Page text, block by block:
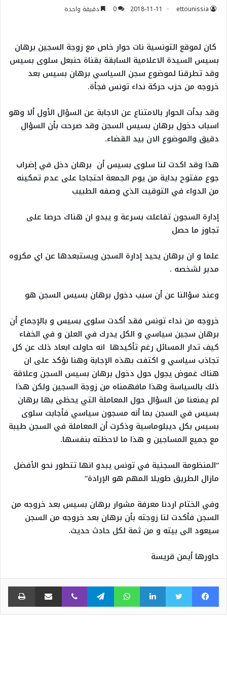
ettounissia
2018-11-11
0 دقيقة واحدة
كان لموقع التونسية نات حوار خاص مع زوجة السجين برهان
بسيس السيدة الاعلامية السابقة بقناة حنبعل سلوى بسيس
وقد تطرقنا لموضوع سجن السياسي برهان بسيس بعد
خروجه من حزب حركة نداء تونس فجأة.
وقد بدأت الحوار بالامتناع عن الاجابة عن السؤال الأول ألا وهو
اسباب دخول برهان بسيس السجن وقد صرحت بأن السؤال
دقيق والموضوع الان بيد القضاء.
هذا وقد اكدت لنا سلوى بسيس أن برهان دخل في إضراب
جوع مفتوح بداية من يوم الجمعة احتجاجا على عدم تمكينه
من الدواء في التوقيت الذي وصفه الطبيب
إدارة السجون تفاعلت بسرعة و يبدو ان هناك حرصا على
تجاوز ما حصل
علما و ان برهان يحيد إدارة السجن ويستبعدها عن اي مكروه
مدبر لشخصه .
وعند سؤالنا عن أن سبب دخول برهان بسيس السجن هو
خروجه من نداء تونس فقد أكدت سلوى بسيس و بالإجماع أن
برهان سجين سياسي و الكل يدرك في العلن و في الخفاء
كيف تدار المسائل رغم تأكيدها انه حاولت ابعاد ذلك عن كل
تجاذب سياسي و اكتفت بهذه الإجابة وهنا نؤكد على ان
هناك غموض يجول حول دخول برهان بسيس السجن وعلاقة
ذلك بالسياسة وهذا مافهمناه من زوجة السجين ولكن هذا
لم يمنعنا من السؤال حول المعاملة التي يحظى بها برهان
بسيس في السجن بما أنه مسجون سياسي فأجابت سلوى
بسيس بكل ديبلوماسية وذكرت أن المعاملة في السجن طيبة
مع جميع المساجين و هذا ما لاحظته بنفسها.
“المنظومة السجنية في تونس يبدو انها تتطور نحو الأفضل
مازال الطريق طويلا المهم هو الإرادة”
وفي الختام اردنا معرفة مشوار برهان بسيس بعد خروجه من
السجن فأكدت لنا زوجته بأن برهان بعد خروجه من السجن
سيعود الى بيته و من ثمة لكل حادث حديث.
حاورها أيمن قريسة
فيسبوك تويتر لينكدإن واتساب تيلقرام ڤايبر مشاركة عبر البريد